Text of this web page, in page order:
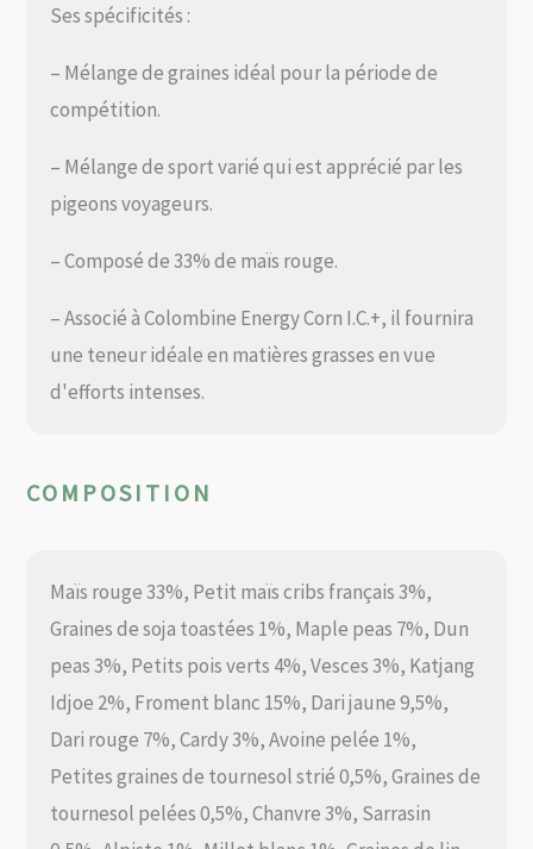
Ses spécificités :
– Mélange de graines idéal pour la période de
compétition.
– Mélange de sport varié qui est apprécié par les
pigeons voyageurs.
– Composé de 33% de maïs rouge.
– Associé à Colombine Energy Corn I.C.+, il fournira
une teneur idéale en matières grasses en vue
d'efforts intenses.
COMPOSITION
Maïs rouge 33%, Petit maïs cribs français 3%,
Graines de soja toastées 1%, Maple peas 7%, Dun
peas 3%, Petits pois verts 4%, Vesces 3%, Katjang
Idjoe 2%, Froment blanc 15%, Dari jaune 9,5%,
Dari rouge 7%, Cardy 3%, Avoine pelée 1%,
Petites graines de tournesol strié 0,5%, Graines de
tournesol pelées 0,5%, Chanvre 3%, Sarrasin